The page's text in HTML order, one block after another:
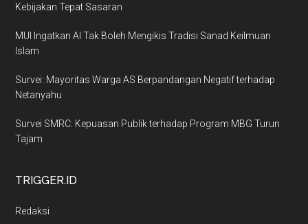
Kebijakan Tepat Sasaran
MUI Ingatkan AI Tak Boleh Mengikis Tradisi Sanad Keilmuan
Islam
Survei: Mayoritas Warga AS Berpandangan Negatif terhadap
Netanyahu
Survei SMRC: Kepuasan Publik terhadap Program MBG Turun
Tajam
TRIGGER.ID
Redaksi